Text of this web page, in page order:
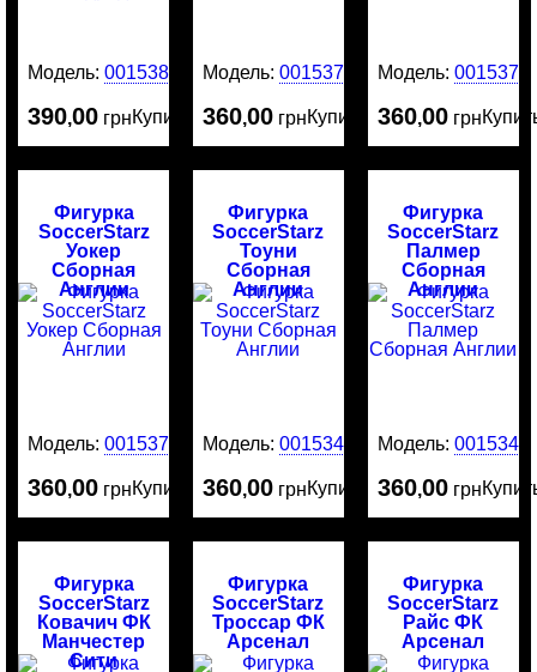
Модель:0015380
390,00 грнКупить
Модель:0015379
360,00 грнКупить
Модель: 0015376
360,00 грн
Фигурка
SoccerStarz
Уокер
Сборная
Англии
Модель:0015375
360,00 грнКупить
Фигурка
SoccerStarz
Тоуни
Сборная
Англии
Модель:0015342
360,00 грнКупить
Фигурка
SoccerStarz
Палмер
Сборная
Англии
Модель: 0015341
360,00 грн
Фигурка
SoccerStarz
Ковачич ФК
Манчестер
Сити
Фигурка
SoccerStarz
Троссар ФК
Арсенал
Фигурка
SoccerStarz
Райс ФК
Арсенал